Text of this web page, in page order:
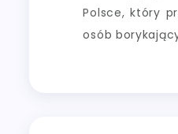
Polsce, który
osób